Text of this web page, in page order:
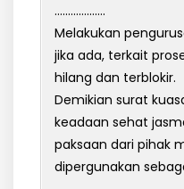
……………….
Melakukan
jika ada, terkait
hilang dan terblokir.
Demikian surat
keadaan sehat
paksaan dari pihak
dipergunakan